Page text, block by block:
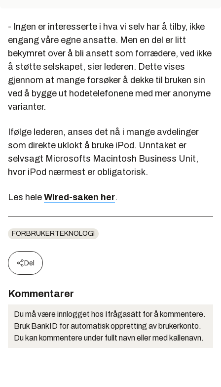
- Ingen er interesserte i hva vi selv har å tilby, ikke
engang våre egne ansatte. Men en del er litt
bekymret over å bli ansett som forrædere, ved ikke
å støtte selskapet, sier lederen. Dette vises
gjennom at mange forsøker å dekke til bruken sin
ved å bygge ut hodetelefonene med mer anonyme
varianter.
Ifølge lederen, anses det nå i mange avdelinger
som direkte uklokt å bruke iPod. Unntaket er
selvsagt Microsofts Macintosh Business Unit,
hvor iPod nærmest er obligatorisk.
Les hele Wired-saken her.
FORBRUKERTEKNOLOGI
Del
Kommentarer
Du må være innlogget hos Ifrågasätt for å kommentere.
Bruk BankID for automatisk oppretting av brukerkonto.
Du kan kommentere under fullt navn eller med kallenavn.